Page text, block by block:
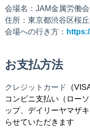
会場名：JAM金属労働
住所：東京都渋谷区桜
会場への行き方：
お支払方法
クレジットカード （
コンビニ支払い（ロー
ップ、デイリーヤマザ
らせていただきます